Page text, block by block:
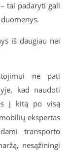
tai padaryti gali
iš daugiau nei
ne pati
kad naudoti
į kitą po visą
ekspertas
transporto
nesąžiningi